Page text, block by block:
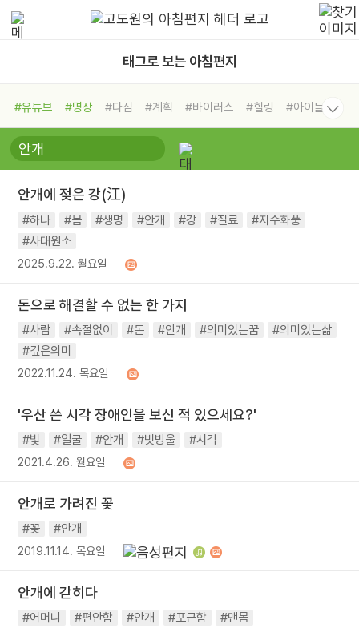
태그로 보는 아침편지
#유튜브 #명상 #다짐 #계획 #바이러스 #힐링
#아이들
#비전캠프
#독서캠프 #삶
#희망
#나눔 #친구 #링컨학교
#독서
#건강 #면역력
안개에 젖은 강(江)
#하나 #몸 #생명 #안개 #강 #질료
#지수화풍
#사대원소
2025.9.22. 월요일
돈으로 해결할 수 없는 한 가지
#사람 #속절없이 #돈 #안개 #의미있는꿈
#의미있는삶
#깊은의미
2022.11.24. 목요일
'우산 쓴 시각 장애인을 보신 적 있으세요?'
#빛 #얼굴 #안개 #빗방울 #시각
2021.4.26. 월요일
안개로 가려진 꽃
#꽃 #안개
2019.11.14. 목요일
안개에 갇히다
#어머니 #편안함 #안개 #포근함 #맨몸